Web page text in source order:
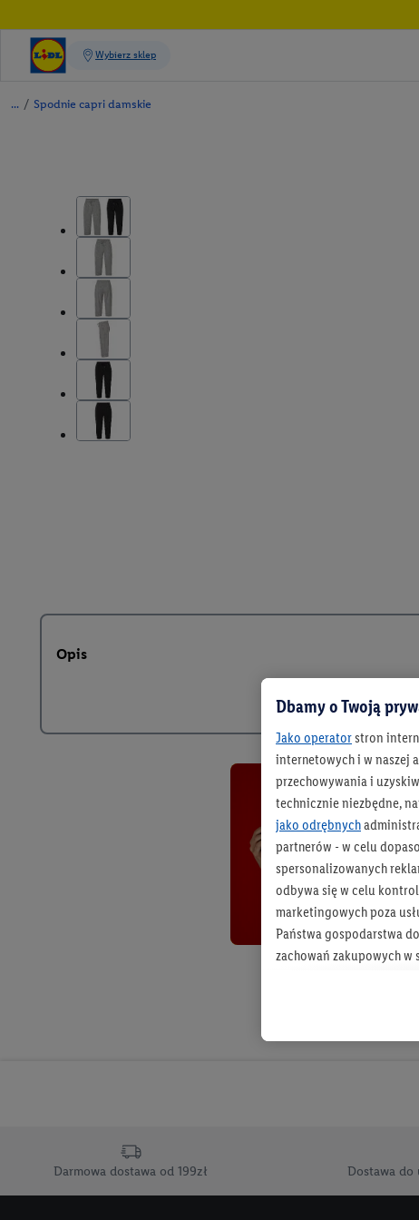
/ Spodnie capri damskie
Opis
Darmowa dostawa od 199zł Dostawa do
Dbamy o Twoją
Jako operatorstron
internetowych i w naszej
przechowywania i
technicznie niezbędne,
jako odrębnych
partnerów - w celu
spersonalizowanych
odbywa się w celu
marketingowych poza
Państwa gospodarstwa
zachowań zakupowych w
Tworzenie
informacji z konta
urządzenia końcowe i
przetwarzanie odbywa
opracowywania ofert